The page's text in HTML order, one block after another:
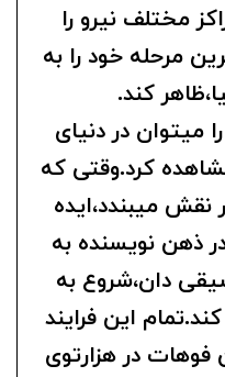
مختلف نیرو را
مرحله خود را به
کند.
میتوان در دنیای
کرد.وقتی که
نقش میبندد،ایده
ذهن نویسنده به
دان،شروع به
این فرایند
فوهات در هزارتوی